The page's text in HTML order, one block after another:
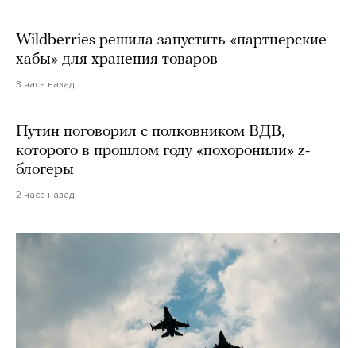
Wildberries решила запустить «партнерские
хабы» для хранения товаров
3 часа назад
Путин поговорил с полковником ВДВ,
которого в прошлом году «похоронили» z-
блогеры
2 часа назад